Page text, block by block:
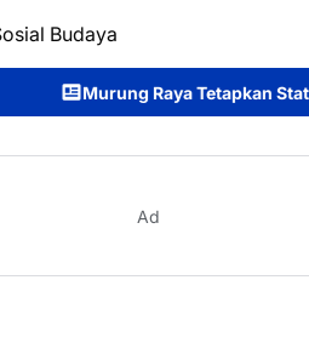
Budaya
Tetapkan Status Siaga Darurat
Ad